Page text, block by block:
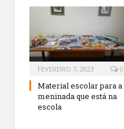
FEVEREIRO 7, 2023 0
Material escolar para a
meninada que está na
escola